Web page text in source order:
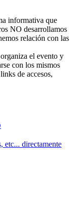
informativa que
NO desarrollamos
relación con las
el evento y
con los mismos
de accesos,
etc... directamente